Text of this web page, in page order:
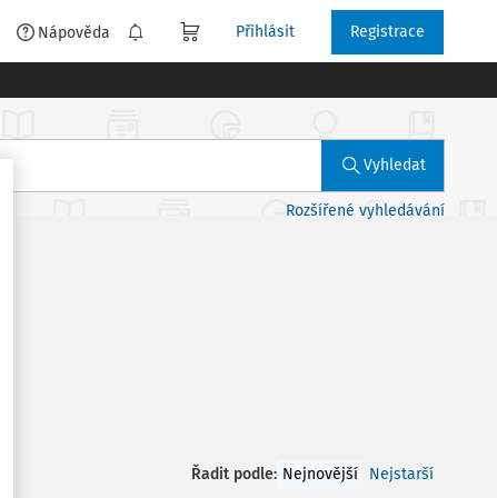
Nápověda Přihlásit Registrace
Vyhledat
Rozšířené vyhledávání
Řadit podle: Nejnovější Nejstarší